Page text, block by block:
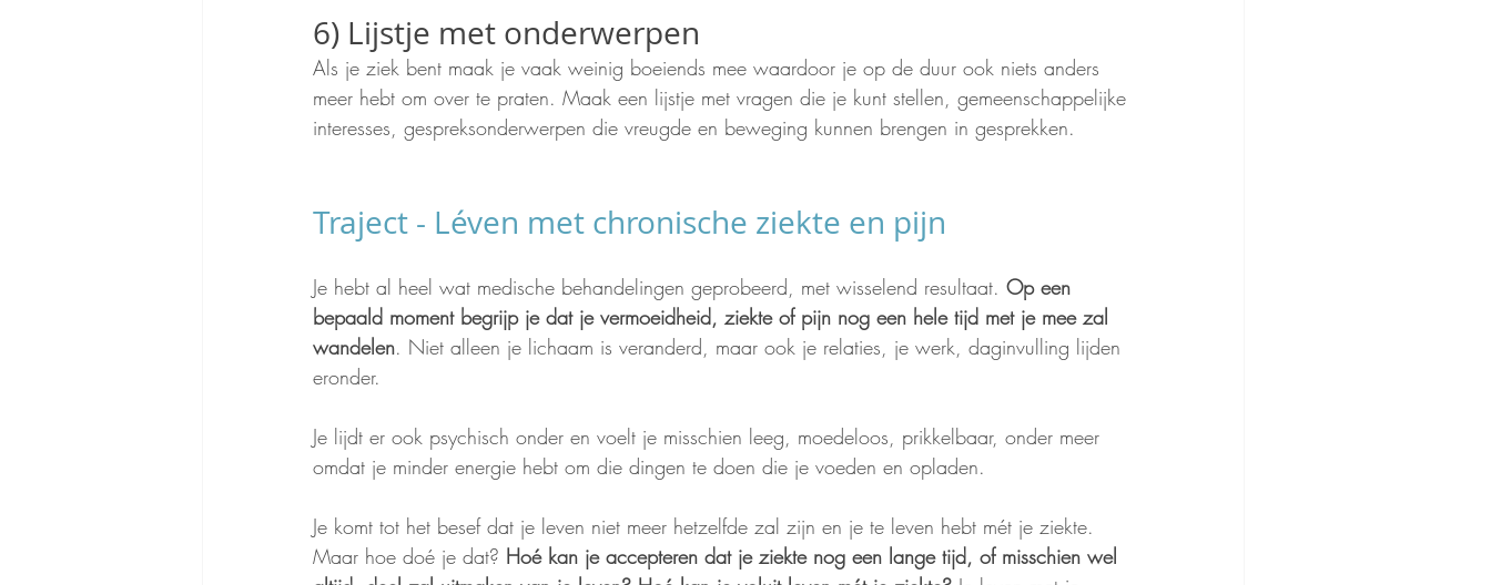
6) Lijstje met onderwerpen
Als je ziek bent maak je vaak weinig boeiends mee waardoor je op de duur ook niets anders
meer hebt om over te praten. Maak een lijstje met vragen die je kunt stellen, gemeenschappelijke
interesses, gespreksonderwerpen die vreugde en beweging kunnen brengen in gesprekken.
Traject - Léven met chronische ziekte en pijn
Je hebt al heel wat medische behandelingen geprobeerd, met wisselend resultaat. Op een
bepaald moment begrijp je dat je vermoeidheid, ziekte of pijn nog een hele tijd met je mee zal
wandelen. Niet alleen je lichaam is veranderd, maar ook je relaties, je werk, daginvulling lijden
eronder.
Je lijdt er ook psychisch onder en voelt je misschien leeg, moedeloos, prikkelbaar, onder meer
omdat je minder energie hebt om die dingen te doen die je voeden en opladen.
Je komt tot het besef dat je leven niet meer hetzelfde zal zijn en je te leven hebt mét je ziekte.
Maar hoe doé je dat? Hoé kan je accepteren dat je ziekte nog een lange tijd, of misschien wel